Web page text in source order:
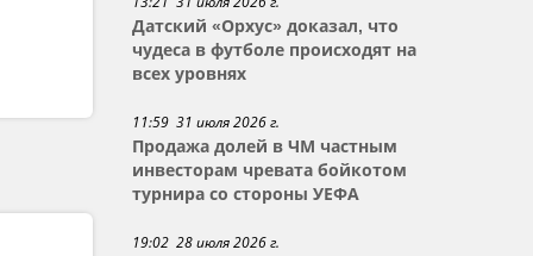
Датский «Орхус» доказал, что
чудеса в футболе происходят на
всех уровнях
11:59 31 июля 2026 г.
Продажа долей в ЧМ частным
инвесторам чревата бойкотом
турнира со стороны УЕФА
19:02 28 июля 2026 г.